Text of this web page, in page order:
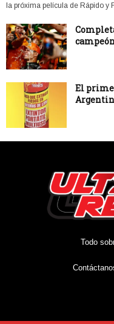
la próxima película de Rápido y
El
Todo